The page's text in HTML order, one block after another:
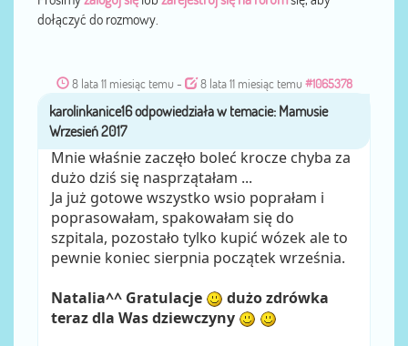
dołączyć do rozmowy.
8 lata 11 miesiąc temu - 8 lata 11 miesiąc temu #1065378
przezkarolinkanice16
Mnie właśnie zaczęło boleć krocze chyba za
dużo dziś się nasprzątałam ...
Ja już gotowe wszystko wsio poprałam i
poprasowałam, spakowałam się do
szpitala, pozostało tylko kupić wózek ale to
pewnie koniec sierpnia początek września.
Natalia^^ Gratulacje
dużo zdrówka
teraz dla Was dziewczyny